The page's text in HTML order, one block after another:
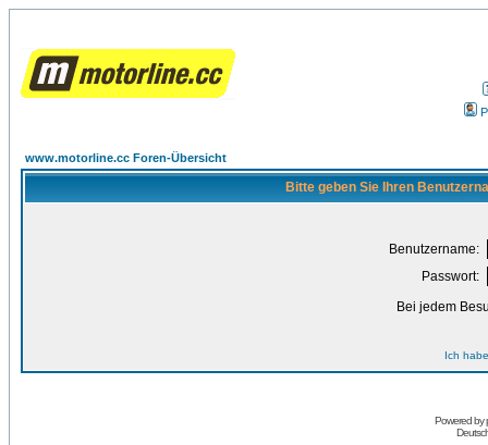
www.motorline.cc Foren-Übersicht
Bitte geben Sie Ihren
Benutzername:
Passwort:
Bei jedem
Ich
Powered by